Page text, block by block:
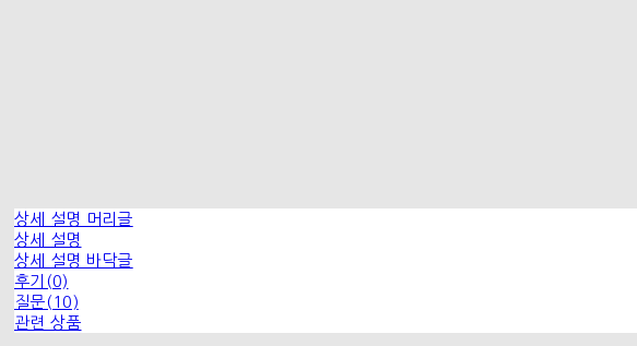
상세 설명 머리글
상세 설명
상세 설명 바닥글
후기(0)
질문(10)
관련 상품